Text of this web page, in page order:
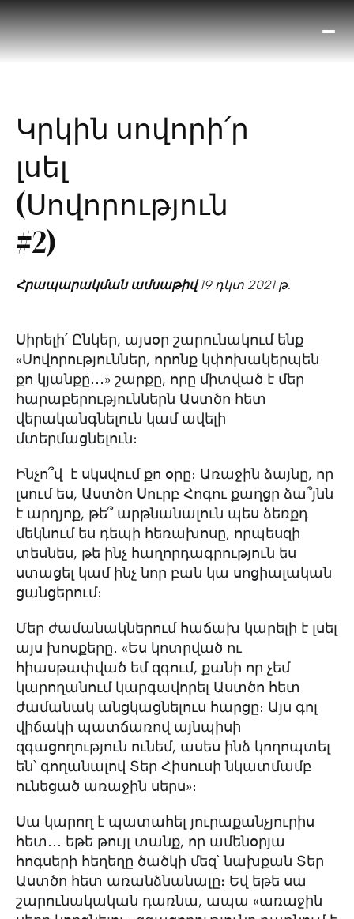
Կրկին սովորի՛ր
լսել
(Սովորություն
#2)
Հրապարակման ամսաթիվ19 դկտ 2021 թ.
Սիրելի՛ Ընկեր, այսօր շարունակում ենք
«Սովորություններ, որոնք կփոխակերպեն
քո կյանքը․․․» շարքը, որը միտված է մեր
հարաբերություններն Աստծո հետ
վերականգնելուն կամ ավելի
մտերմացնելուն։
Ինչո՞վ է սկսվում քո օրը։ Առաջին ձայնը, որ
լսում ես, Աստծո Սուրբ Հոգու քաղցր ձա՞յնն
է արդյոք, թե՞ արթնանալուն պես ձեռքդ
մեկնում ես դեպի հեռախոսը, որպեսզի
տեսնես, թե ինչ հաղորդագրություն ես
ստացել կամ ինչ նոր բան կա սոցիալական
ցանցերում։
Մեր ժամանակներում հաճախ կարելի է լսել
այս խոսքերը․ «Ես կոտրված ու
հիասթափված եմ զգում, քանի որ չեմ
կարողանում կարգավորել Աստծո հետ
ժամանակ անցկացնելուս հարցը։ Այս գոլ
վիճակի պատճառով այնպիսի
զգացողություն ունեմ, ասես ինձ կողոպտել
են՝ գողանալով Տեր Հիսուսի նկատմամբ
ունեցած առաջին սերս»։
Սա կարող է պատահել յուրաքանչյուրիս
հետ․․․ եթե թույլ տանք, որ ամենօրյա
հոգսերի հեղեղը ծածկի մեզ՝ նախքան Տեր
Աստծո հետ առանձնանալը։ Եվ եթե սա
շարունակական դառնա, ապա «առաջին